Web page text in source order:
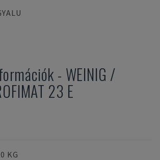
- WEINIG /
23 E
KG